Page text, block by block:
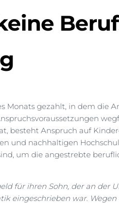
Monats gezahlt, in dem die
besteht Anspruch auf
und nachhaltigen
um die angestrebte
für ihren Sohn, der an der
eingeschrieben war.